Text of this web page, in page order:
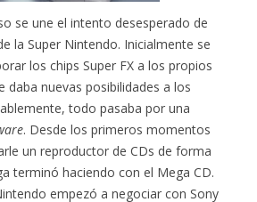
se une el intento desesperado de
la Super Nintendo. Inicialmente se
los chips Super FX a los propios
daba nuevas posibilidades a los
todo pasaba por una
. Desde los primeros momentos
un reproductor de CDs de forma
terminó haciendo con el Mega CD.
empezó a negociar con Sony